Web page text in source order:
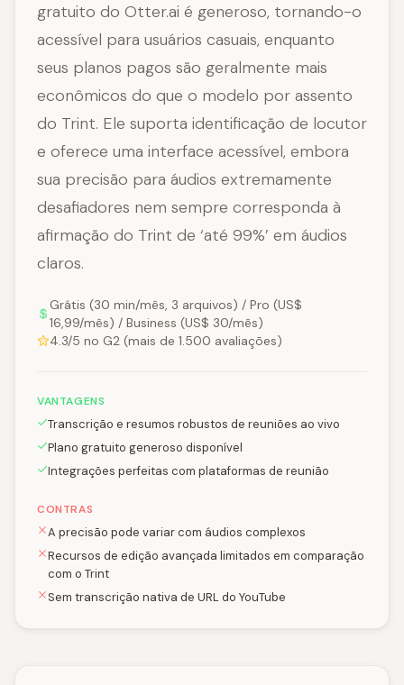
gratuito do Otter.ai é generoso, tornando-o
acessível para usuários casuais, enquanto
seus planos pagos são geralmente mais
econômicos do que o modelo por assento
do Trint. Ele suporta identificação de locutor
e oferece uma interface acessível, embora
sua precisão para áudios extremamente
desafiadores nem sempre corresponda à
afirmação do Trint de ‘até 99%’ em áudios
claros.
Grátis (30 min/mês, 3 arquivos) / Pro (US$
16,99/mês) / Business (US$ 30/mês)
4.3/5 no G2 (mais de 1.500 avaliações)
VANTAGENS
Transcrição e resumos robustos de reuniões ao vivo
Plano gratuito generoso disponível
Integrações perfeitas com plataformas de reunião
CONTRAS
A precisão pode variar com áudios complexos
Recursos de edição avançada limitados em comparação
com o Trint
Sem transcrição nativa de URL do YouTube